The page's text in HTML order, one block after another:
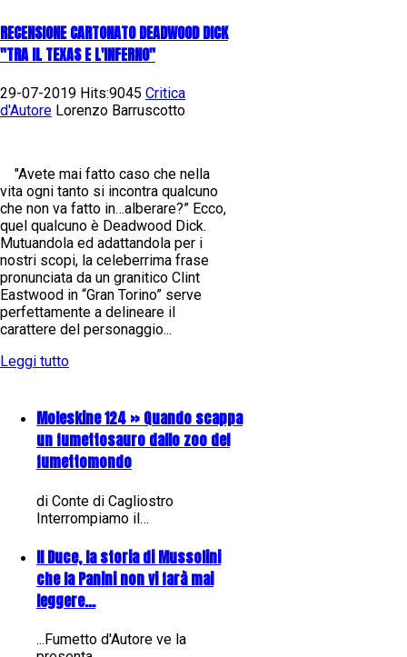
RECENSIONE CARTONATO DEADWOOD DICK
"TRA IL TEXAS E L'INFERNO"
29-07-2019 Hits:9045 Critica
d'Autore Lorenzo Barruscotto
"Avete mai fatto caso che nella
vita ogni tanto si incontra qualcuno
che non va fatto in…alberare?” Ecco,
quel qualcuno è Deadwood Dick.
Mutuandola ed adattandola per i
nostri scopi, la celeberrima frase
pronunciata da un granitico Clint
Eastwood in “Gran Torino” serve
perfettamente a delineare il
carattere del personaggio...
Leggi tutto
Moleskine 124 » Quando scappa
un fumettosauro dallo zoo del
fumettomondo
di Conte di Cagliostro
Interrompiamo il…
Il Duce, la storia di Mussolini
che la Panini non vi farà mai
leggere...
...Fumetto d'Autore ve la